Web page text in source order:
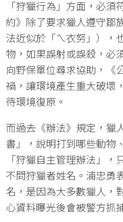
「狩獵行為」方面，必
約》除了要求獵人遵守鄒
法近似於「ㄟ衣努」），
物，如果誤射或誤殺，必
向野保單位尋求協助，《
禍，讓環境產生重大破壞
待環境復原。
而過去《辦法》規定，獵
書」，說明打到哪些動物
「狩獵自主管理辦法」，
不問狩獵者姓名。浦忠勇
名，是因為大多數獵人，
心資料曝光後會被警方抓